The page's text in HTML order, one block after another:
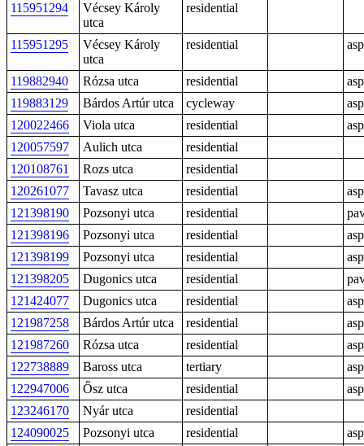
115951294
Vécsey Károly
utca
residential
115951295
Vécsey Károly
utca
residential
119882940 Rózsa utca residential
119883129
Bárdos Artúr utca cycleway
120022466
Viola utca residential
120057597
Aulich utca
residential
120108761
Rozs utca
residential
120261077
Tavasz utca residential
121398190
Pozsonyi utca residential
121398196
Pozsonyi utca residential
121398199
Pozsonyi utca residential
121398205
Dugonics utca residential
121424077
Dugonics utca residential
121987258
Bárdos Artúr utca residential
121987260
Rózsa utca residential
122738889
Baross utca tertiary
122947006
Ősz utca residential
123246170
Nyár utca
residential
124090025
Pozsonyi utca residential